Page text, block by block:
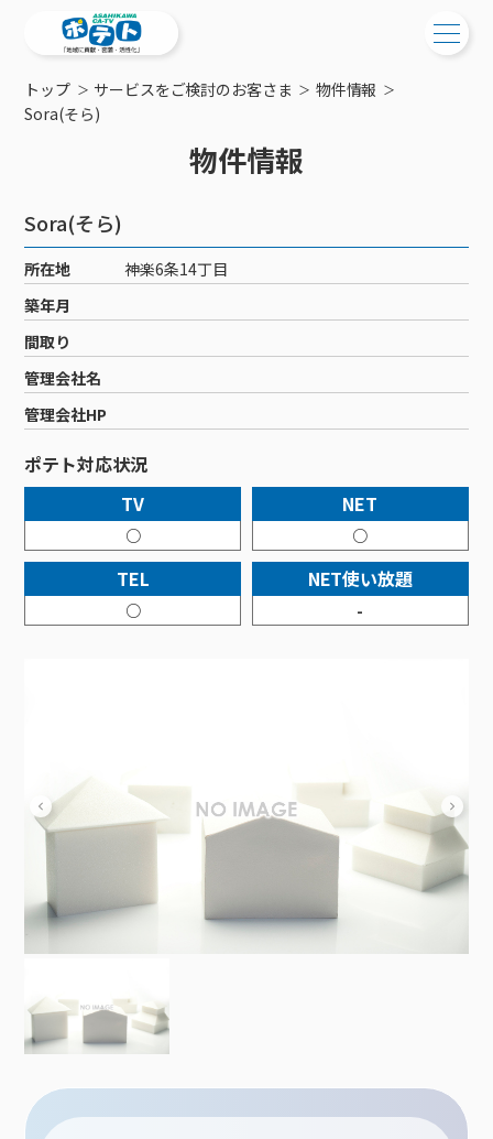
ご検討中の方
工事・配線について
新居をご検討中の方へ
ポテトを導入している集合住宅
物件情報
特典・キャンペーン
おトクな割引サービス
ご加入中の方
ご加入中のサービス確認・変更
WEBメール
サポートサービス
サポートサービストップ
リモートコール
回線速度測定
接続・設定⽅法
訪問サポート＆サポートパックサービス料⾦表
新着情報
メンテナンス・障害情報
ポテトからのプレゼント
イベントカレンダー
講座のご案内
サービス案内
サービス案内
ケーブルテレビ
ケーブルテレビトップ
チャンネル紹介
料⾦プラン
NHK衛星受信料団体⼀括⽀払
機器⼀覧
インターネット
インターネットトップ
料⾦プラン
Wi-Fiサービス
ポテトホーム防犯カメラ
オプションサービス
インターネットギガシェアプラン
固定電話
固定電話トップ
基本料⾦・通話料⾦
オプションサービス
auスマートバリュー
auまとめトーク
ポテトスマートフォントップ
料⾦プラン
機種⼀覧
オプションサービス
でんき
でんきトップ
ポラリンでんき×ポテト
ポテトでんき
暮らしを快適にするサービス
暮らしを快適にするサービストップ
ポテトライフメール
コミチャン
お困りの方はこちら
会社案内
メンテナンス
障害情報
トップ サービスをご検討のお客さま
物件情報
Sora(そら)
物件情報
Sora(そら)
所在地
神楽6条14丁目
築年月
間取り
管理会社名
管理会社HP
ポテト対応状況
TV
○
NET
○
TEL
○
NET使い放題
-